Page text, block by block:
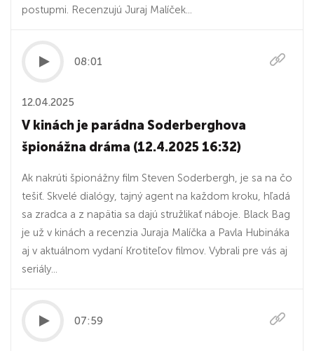
postupmi. Recenzujú Juraj Malíček...
08:01
12.04.2025
V kinách je parádna Soderberghova
špionážna dráma (12.4.2025 16:32)
Ak nakrúti špionážny film Steven Soderbergh, je sa na čo
tešiť. Skvelé dialógy, tajný agent na každom kroku, hľadá
sa zradca a z napätia sa dajú stružlikať náboje. Black Bag
je už v kinách a recenzia Juraja Malíčka a Pavla Hubináka
aj v aktuálnom vydaní Krotiteľov filmov. Vybrali pre vás aj
seriály...
07:59